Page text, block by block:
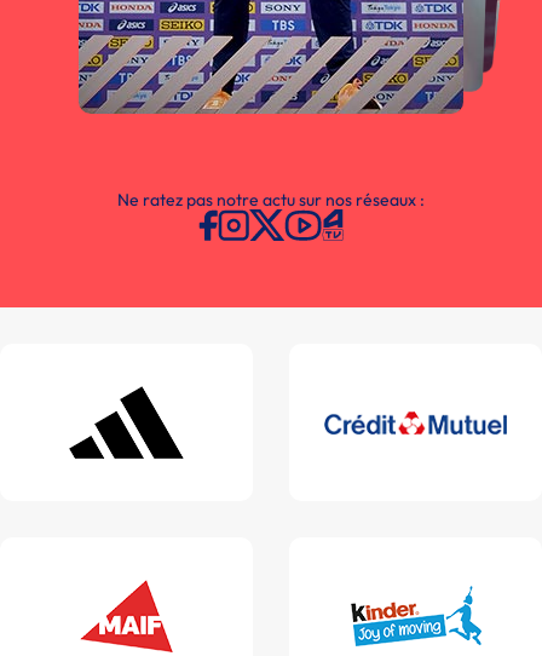
Ne ratez pas notre actu sur nos réseaux :